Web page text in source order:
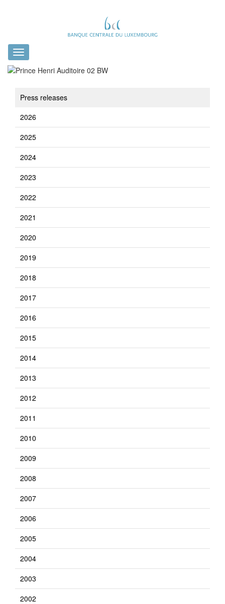
Toggle
navigation
Press releases
2026
2025
2024
2023
2022
2021
2020
2019
2018
2017
2016
2015
2014
2013
2012
2011
2010
2009
2008
2007
2006
2005
2004
2003
2002